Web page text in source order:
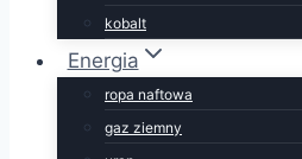
kobalt
Energia
ropa naftowa
gaz ziemny